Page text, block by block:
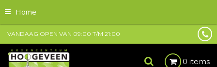
Home
VANDAAG OPEN VAN 09:00 T/M 21:00
0 items